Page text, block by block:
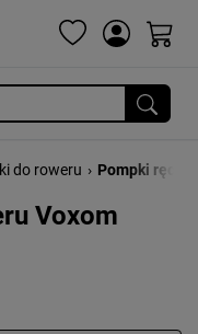
do roweru › Pompki
Voxom